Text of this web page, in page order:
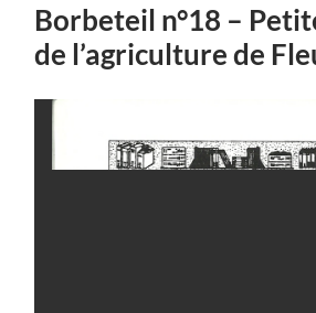
Borbeteil n°18 –
de l’agriculture de